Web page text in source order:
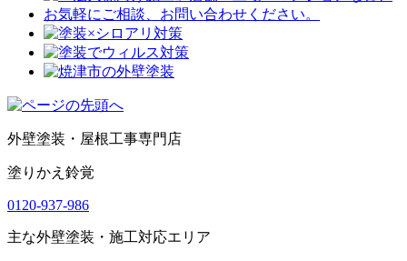
外壁塗装・屋根工事専門店
塗りかえ鈴覚
0120-937-986
主な外壁塗装・施工対応エリア